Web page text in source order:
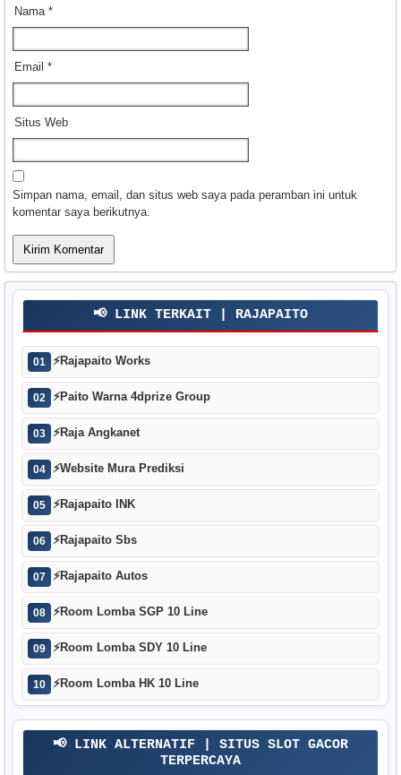
Nama *
Email *
Situs Web
Simpan nama, email, dan situs web saya pada peramban ini untuk
komentar saya berikutnya.
📢 LINK TERKAIT | RAJAPAITO
01 ⚡Rajapaito Works
02 ⚡Paito Warna 4dprize Group
03 ⚡Raja Angkanet
04 ⚡Website Mura Prediksi
05 ⚡Rajapaito INK
06 ⚡Rajapaito Sbs
07 ⚡Rajapaito Autos
08 ⚡Room Lomba SGP 10 Line
09 ⚡Room Lomba SDY 10 Line
10 ⚡Room Lomba HK 10 Line
📢 LINK ALTERNATIF | SITUS SLOT GACOR
TERPERCAYA